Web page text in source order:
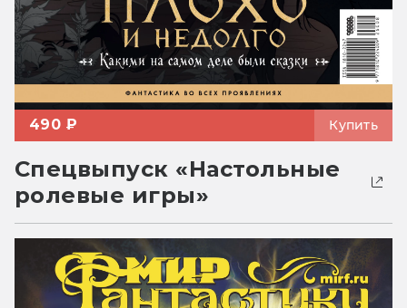
490 ₽ Купить
Спецвыпуск «Настольные
ролевые игры»